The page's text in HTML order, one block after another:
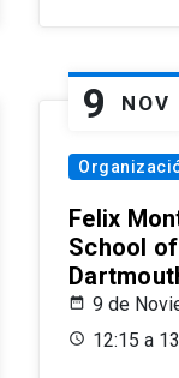
9 NOV
Felix
School
9 de
12:15 a